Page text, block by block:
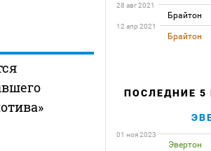
28 авг 2021
Брайтон
12 апр 2021
Брайтон
ПОСЛЕДНИЕ
01 ноя 2023
Эвертон